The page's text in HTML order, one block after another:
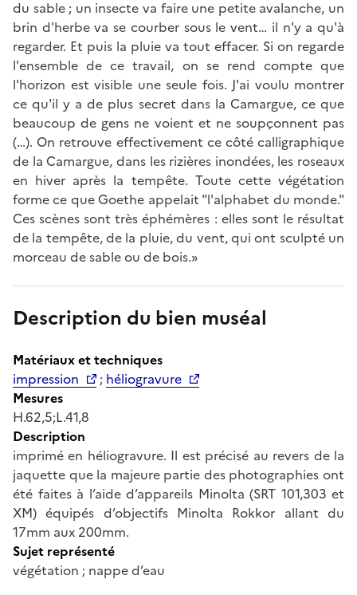
du sable ; un insecte va faire une petite avalanche, un
brin d'herbe va se courber sous le vent… il n'y a qu'à
regarder. Et puis la pluie va tout effacer. Si on regarde
l'ensemble de ce travail, on se rend compte que
l'horizon est visible une seule fois. J'ai voulu montrer
ce qu'il y a de plus secret dans la Camargue, ce que
beaucoup de gens ne voient et ne soupçonnent pas
(…). On retrouve effectivement ce côté calligraphique
de la Camargue, dans les rizières inondées, les roseaux
en hiver après la tempête. Toute cette végétation
forme ce que Goethe appelait "l'alphabet du monde."
Ces scènes sont très éphémères : elles sont le résultat
de la tempête, de la pluie, du vent, qui ont sculpté un
morceau de sable ou de bois.»
Description du bien muséal
Matériaux et techniques
impression
; héliogravure
Mesures
H.62,5;L.41,8
Description
imprimé en héliogravure. Il est précisé au revers de la
jaquette que la majeure partie des photographies ont
été faites à l’aide d’appareils Minolta (SRT 101,303 et
XM) équipés d’objectifs Minolta Rokkor allant du
17mm aux 200mm.
Sujet représenté
végétation ; nappe d’eau